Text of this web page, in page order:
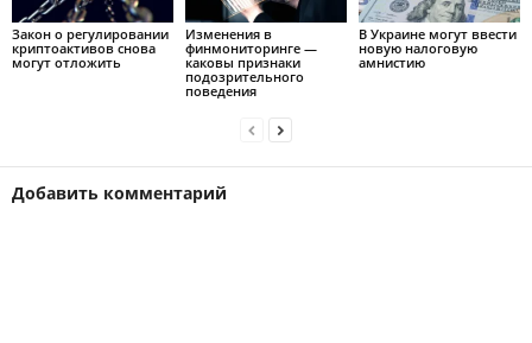
Закон о регулировании
криптоактивов снова
могут отложить
Изменения в
финмониторинге —
каковы признаки
подозрительного
поведения
В Украине могут ввести
новую налоговую
амнистию
Добавить комментарий